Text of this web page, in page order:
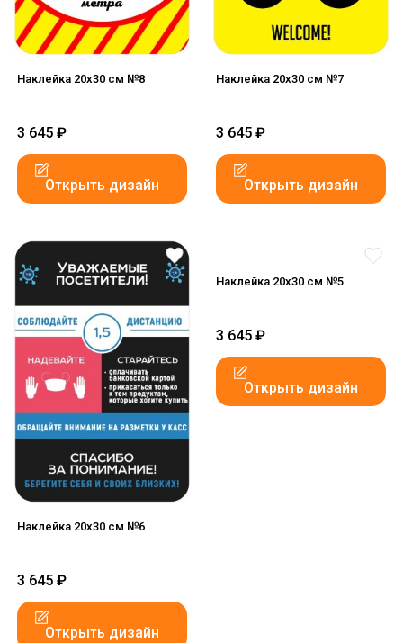
Наклейка 20x30 см №8
3 645 ₽
Открыть дизайн
Наклейка 20x30 см №7
3 645 ₽
Открыть дизайн
Наклейка 20x30 см №6
3 645 ₽
Открыть дизайн
Наклейка 20x30 см №5
3 645 ₽
Открыть дизайн